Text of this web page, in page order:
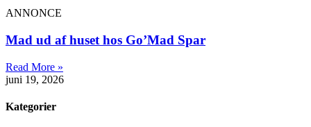
ANNONCE
Mad ud af huset hos Go’Mad Spar
Read More »
juni 19, 2026
Kategorier